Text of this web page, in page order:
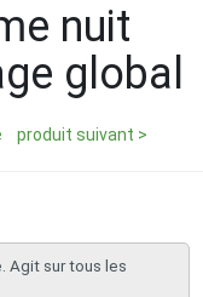
nuit
global
produit suivant >
Agit sur tous les